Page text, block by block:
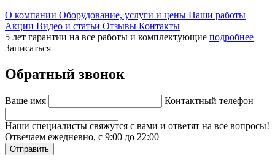
О компании Оборудование, услуги и цены Наши работы
Акции Видео и статьи Отзывы Контакты
5 лет гарантии на все работы и комплектующие подробнее
Записаться
Обратный звонок
Ваше имя Контактный телефон
Наши специалисты свяжутся с вами и ответят на все вопросы!
Отвечаем ежедневно, с 9:00 до 22:00
Отправить